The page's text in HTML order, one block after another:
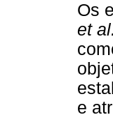
Os
et al.
e